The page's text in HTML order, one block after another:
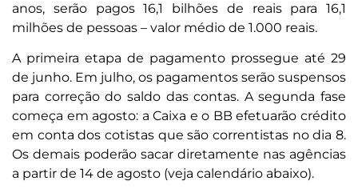
anos, serão pagos 16,1 bilhões de reais para 16,1
milhões de pessoas – valor médio de 1.000 reais.
A primeira etapa de pagamento prossegue até 29
de junho. Em julho, os pagamentos serão suspensos
para correção do saldo das contas. A segunda fase
começa em agosto: a Caixa e o BB efetuarão crédito
em conta dos cotistas que são correntistas no dia 8.
Os demais poderão sacar diretamente nas agências
a partir de 14 de agosto (veja calendário abaixo).